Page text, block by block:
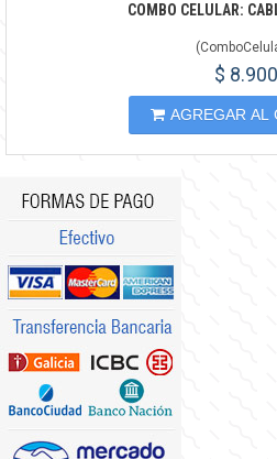
COMBO CELULAR:
(
$ 8.900
AGREGAR AL